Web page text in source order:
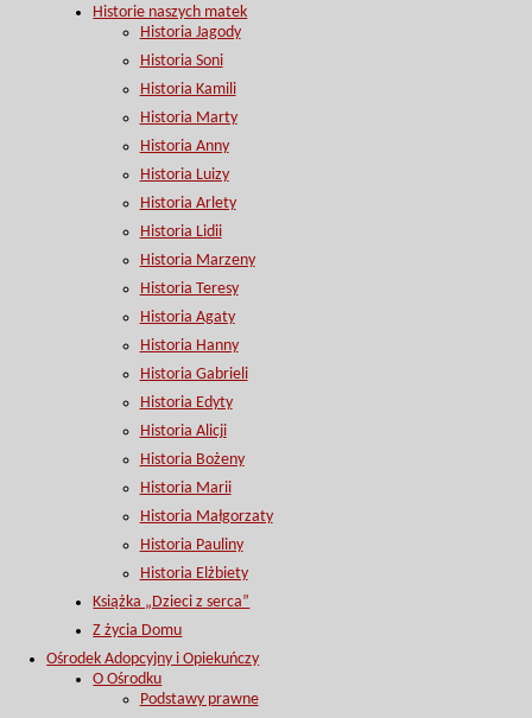
Historie naszych matek
Historia Jagody
Historia Soni
Historia Kamili
Historia Marty
Historia Anny
Historia Luizy
Historia Arlety
Historia Lidii
Historia Marzeny
Historia Teresy
Historia Agaty
Historia Hanny
Historia Gabrieli
Historia Edyty
Historia Alicji
Historia Bożeny
Historia Marii
Historia Małgorzaty
Historia Pauliny
Historia Elżbiety
Książka „Dzieci z serca”
Z życia Domu
Ośrodek Adopcyjny i Opiekuńczy
O Ośrodku
Podstawy prawne